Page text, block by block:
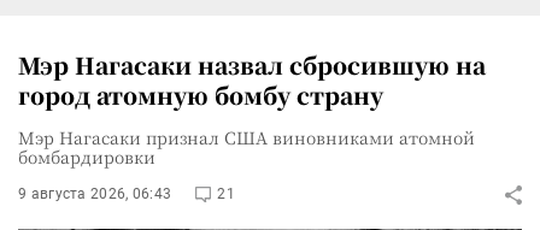
Мэр Нагасаки назвал сбросившую на
город атомную бомбу страну
Мэр Нагасаки признал США виновниками атомной
бомбардировки
9 августа 2026, 06:43 21